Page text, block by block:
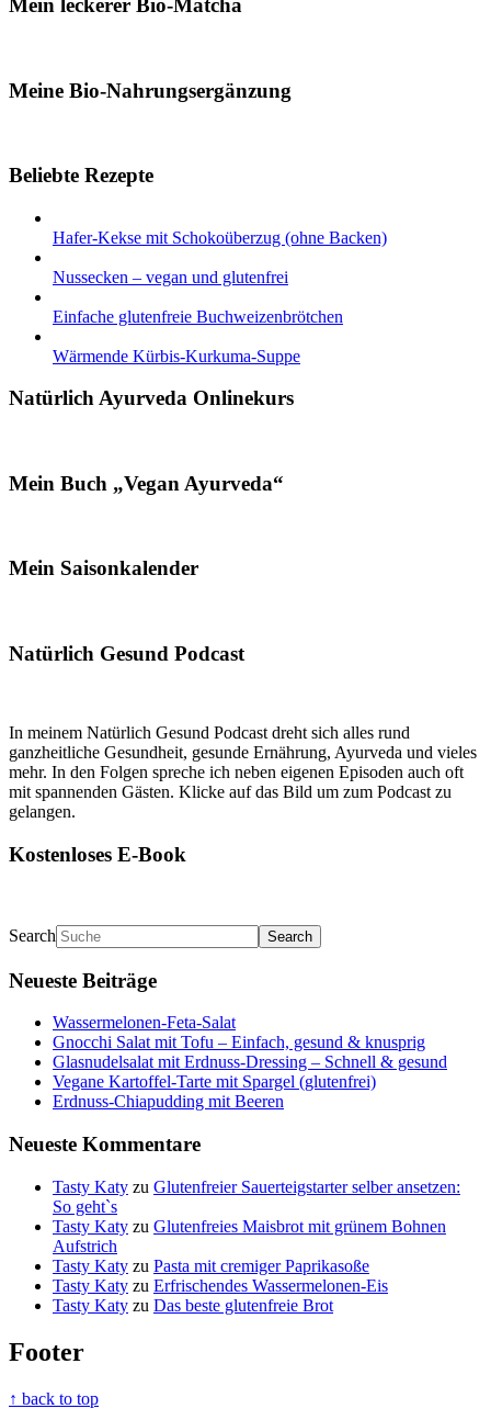
Mein leckerer Bio-Matcha
Meine Bio-Nahrungsergänzung
Beliebte Rezepte
Hafer-Kekse mit Schokoüberzug (ohne Backen)
Nussecken – vegan und glutenfrei
Einfache glutenfreie Buchweizenbrötchen
Wärmende Kürbis-Kurkuma-Suppe
Natürlich Ayurveda Onlinekurs
Mein Buch „Vegan Ayurveda“
Mein Saisonkalender
Natürlich Gesund Podcast
In meinem Natürlich Gesund Podcast dreht sich alles rund
ganzheitliche Gesundheit, gesunde Ernährung, Ayurveda und vieles
mehr. In den Folgen spreche ich neben eigenen Episoden auch oft
mit spannenden Gästen. Klicke auf das Bild um zum Podcast zu
gelangen.
Kostenloses E-Book
Search
Neueste Beiträge
Wassermelonen-Feta-Salat
Gnocchi Salat mit Tofu – Einfach, gesund & knusprig
Glasnudelsalat mit Erdnuss-Dressing – Schnell & gesund
Vegane Kartoffel-Tarte mit Spargel (glutenfrei)
Erdnuss-Chiapudding mit Beeren
Neueste Kommentare
Tasty Katy zu Glutenfreier Sauerteigstarter selber ansetzen:
So geht`s
Tasty Katy zu Glutenfreies Maisbrot mit grünem Bohnen
Aufstrich
Tasty Katy zu Pasta mit cremiger Paprikasoße
Tasty Katy zu Erfrischendes Wassermelonen-Eis
Tasty Katy zu Das beste glutenfreie Brot
Footer
↑ back to top